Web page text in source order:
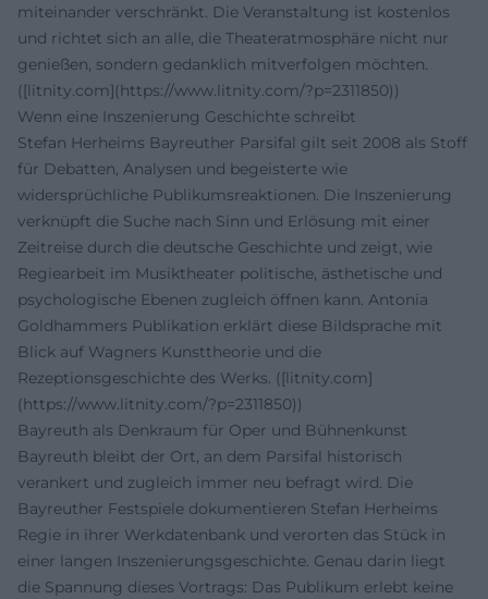
miteinander verschränkt. Die Veranstaltung ist kostenlos
und richtet sich an alle, die Theateratmosphäre nicht nur
genießen, sondern gedanklich mitverfolgen möchten.
([litnity.com](https://www.litnity.com/?p=2311850))
Wenn eine Inszenierung Geschichte schreibt
Stefan Herheims Bayreuther Parsifal gilt seit 2008 als Stoff
für Debatten, Analysen und begeisterte wie
widersprüchliche Publikumsreaktionen. Die Inszenierung
verknüpft die Suche nach Sinn und Erlösung mit einer
Zeitreise durch die deutsche Geschichte und zeigt, wie
Regiearbeit im Musiktheater politische, ästhetische und
psychologische Ebenen zugleich öffnen kann. Antonia
Goldhammers Publikation erklärt diese Bildsprache mit
Blick auf Wagners Kunsttheorie und die
Rezeptionsgeschichte des Werks. ([litnity.com]
(https://www.litnity.com/?p=2311850))
Bayreuth als Denkraum für Oper und Bühnenkunst
Bayreuth bleibt der Ort, an dem Parsifal historisch
verankert und zugleich immer neu befragt wird. Die
Bayreuther Festspiele dokumentieren Stefan Herheims
Regie in ihrer Werkdatenbank und verorten das Stück in
einer langen Inszenierungsgeschichte. Genau darin liegt
die Spannung dieses Vortrags: Das Publikum erlebt keine